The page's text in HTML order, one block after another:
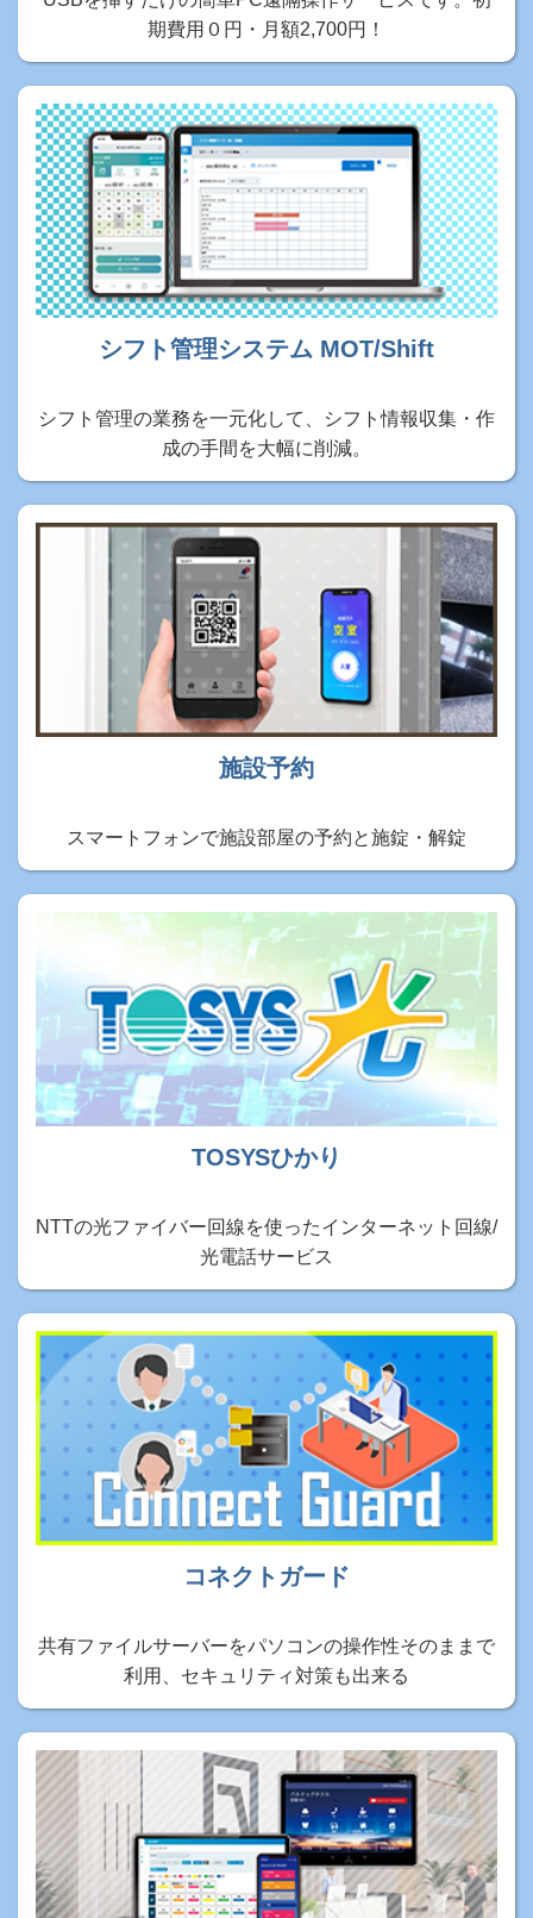
期費用０円・月額2,700円！
シフト管理システム MOT/Shift
シフト管理の業務を一元化して、シフト情報収集・作
成の手間を大幅に削減。
施設予約
スマートフォンで施設部屋の予約と施錠・解錠
TOSYSひかり
NTTの光ファイバー回線を使ったインターネット回線/
光電話サービス
コネクトガード
共有ファイルサーバーをパソコンの操作性そのままで
利用、セキュリティ対策も出来る